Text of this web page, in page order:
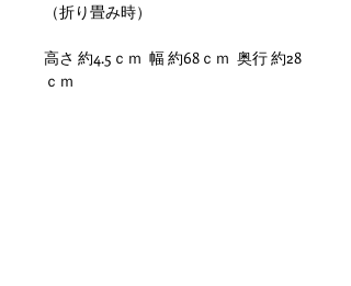
（折り畳み時）
高さ 約4.5ｃｍ 幅 約68ｃｍ 奥行 約28
ｃｍ